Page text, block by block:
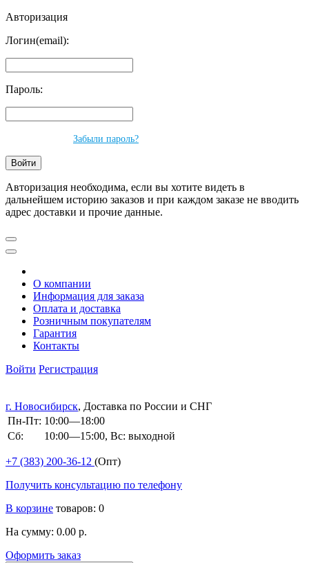
Авторизация
Логин(email):
Пароль:
Забыли пароль?
Авторизация необходима, если вы хотите видеть в
дальнейшем историю заказов и при каждом заказе не вводить
адрес доставки и прочие данные.
О компании
Информация для заказа
Оплата и доставка
Розничным покупателям
Гарантия
Контакты
Войти Регистрация
г. Новосибирск, Доставка по России и СНГ
Пн-Пт: 10:00—18:00
Сб:
10:00—15:00, Вс: выходной
+7 (383) 200-36-12 (Опт)
Получить консультацию по телефону
В корзине товаров: 0
На сумму: 0.00 р.
Оформить заказ